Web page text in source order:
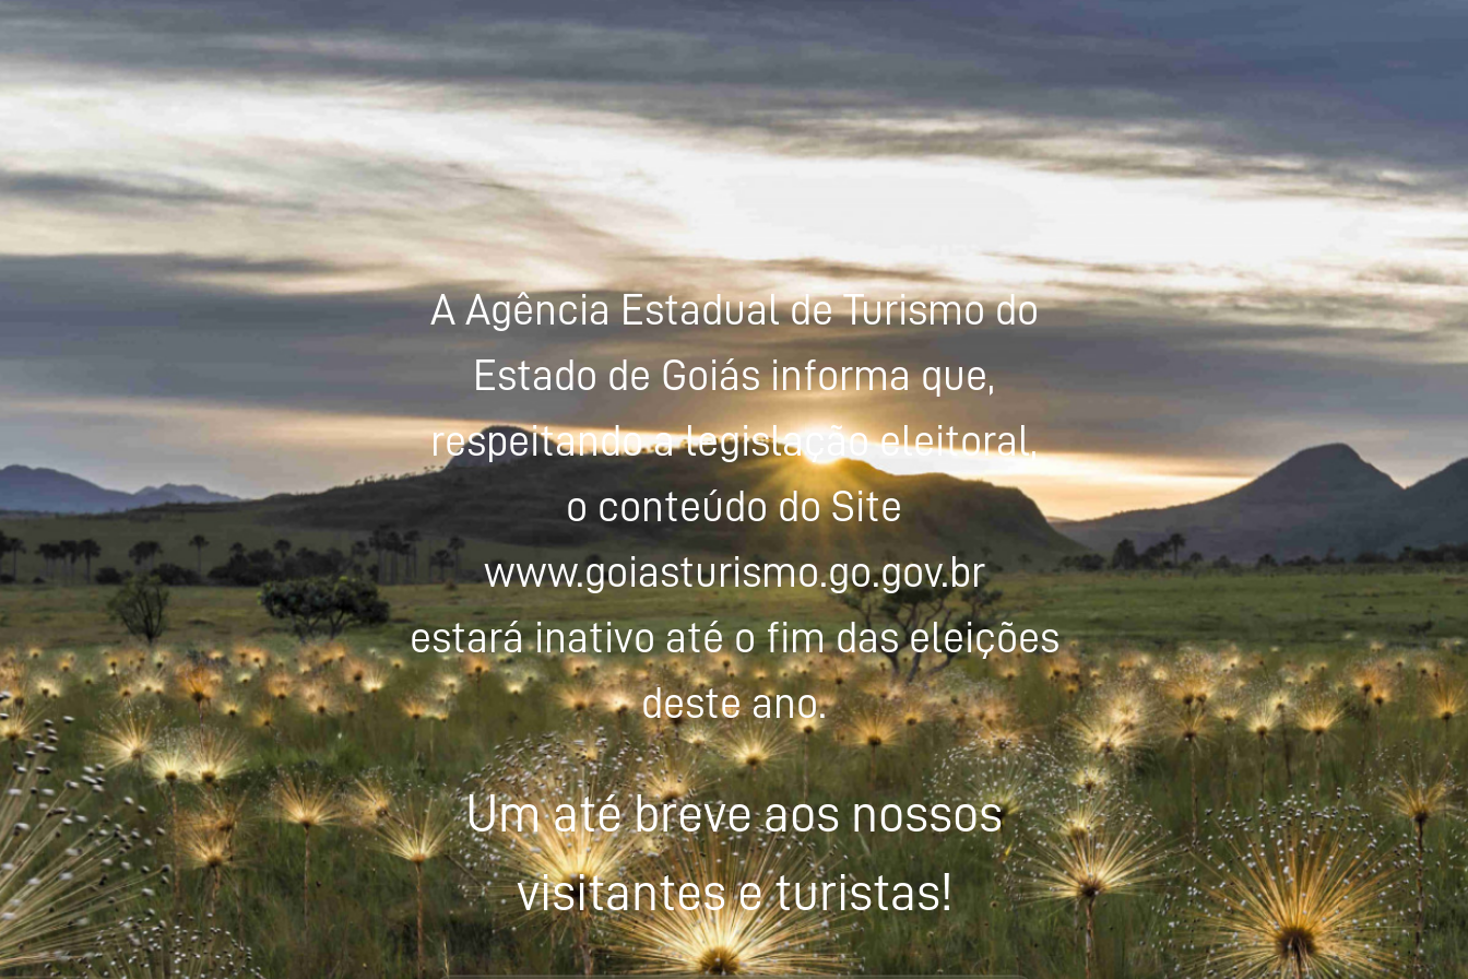
A Agência Estadual de Turismo do
Estado de Goiás informa que,
respeitando a legislação eleitoral,
o conteúdo do Site
www.goiasturismo.go.gov.br
estará inativo até o fim das eleições
deste ano.
Um até breve aos nossos
visitantes e turistas!